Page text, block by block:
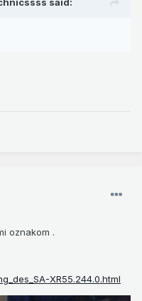
oznakom .
XR55.244.0.html